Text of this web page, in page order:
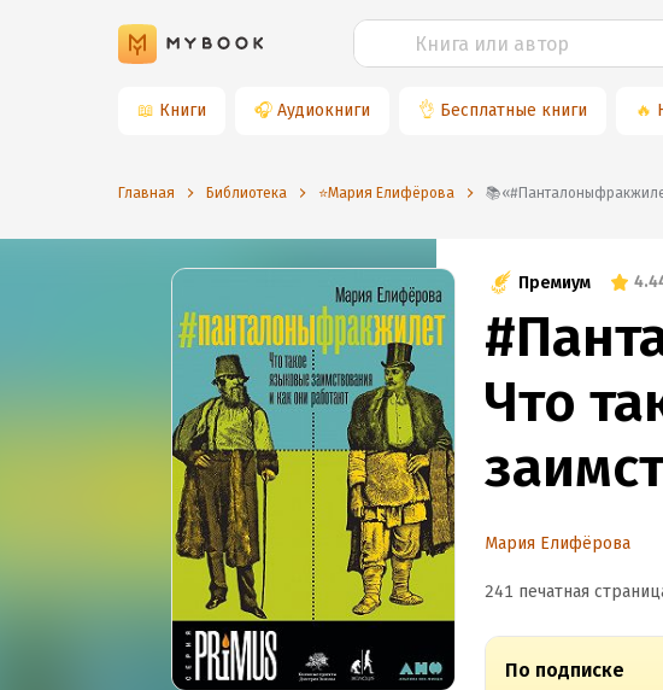
📖 Книги 🎧 Аудиокниги 👌 Бесплатные книги 🔥
Главная Библиотека ⭐️Мария Елифёрова
Премиум
Что
Мария Елифёрова
241 печатная
По подписке